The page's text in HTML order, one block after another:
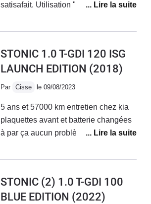
satisafait. Utilisation "pépère",
constructeur. Un peu dur, pas très bien
agréable, consommation raisonnable,
équipements supérieurs aux
démarrage se produit à 55 000 Km.
Concessionaire consulté. Alors certes
la garantie KIA va jouer, mais
double embrayage complet à ce stade
répète, conduite pépére, pasage au
point mort à chaque arrêt...Donc, bof...
STONIC 1.0 T-GDI 120 ISG
LAUNCH EDITION (2018)
Par Cisse le 09/08/2023
5 ans et 57000 km entretien chez kia
plaquettes avant et batterie changées
à par ça aucun problème ,agréable à
regret sur l’achat . Rien n’a bougé sur
sécurité .Un très bon qualité prix .en
qualité mécanique et carrosserie on
STONIC (2) 1.0 T-GDI 100
BLUE EDITION (2022)